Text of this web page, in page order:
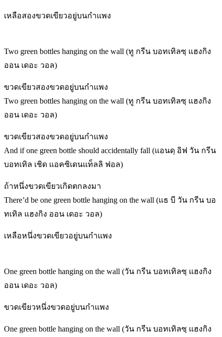
เหลือสองขวดเขียวอยู่บนกำแพง
Two green bottles hanging on the wall (ทู กรีน บอทเทิลซฺ แฮงกิง
ออน เดอะ วอล)
ขวดเขียวสองขวดอยู่บนกำแพง
Two green bottles hanging on the wall (ทู กรีน บอทเทิลซฺ แฮงกิง
ออน เดอะ วอล)
ขวดเขียวสองขวดอยู่บนกำแพง
And if one green bottle should accidentally fall (แอนดฺ อิฟ วัน กรีน
บอทเทิล เชิด แอคซิเดนแท็ลลิ ฟอล)
ถ้าหนึ่งขวดเขียวเกิดตกลงมา
There’d be one green bottle hanging on the wall (แธ บี วัน กรีน บอ
ทเทิล แฮงกิง ออน เดอะ วอล)
เหลือหนึ่งขวดเขียวอยู่บนกำแพง
One green bottle hanging on the wall (วัน กรีน บอทเทิลซฺ แฮงกิง
ออน เดอะ วอล)
ขวดเขียวหนึ่งขวดอยู่บนกำแพง
One green bottle hanging on the wall (วัน กรีน บอทเทิลซฺ แฮงกิง